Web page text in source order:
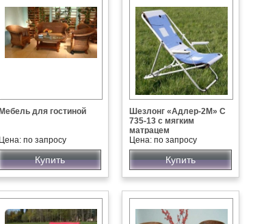
Мебель для гостиной
Цена: по запросу
Купить
Шезлонг «Адлер-2М» С
735-13 с мягким
матрацем
Цена: по запросу
Купить